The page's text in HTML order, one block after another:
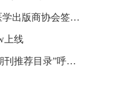
协会签署合作备忘录
上线
荐目录”呼之欲出